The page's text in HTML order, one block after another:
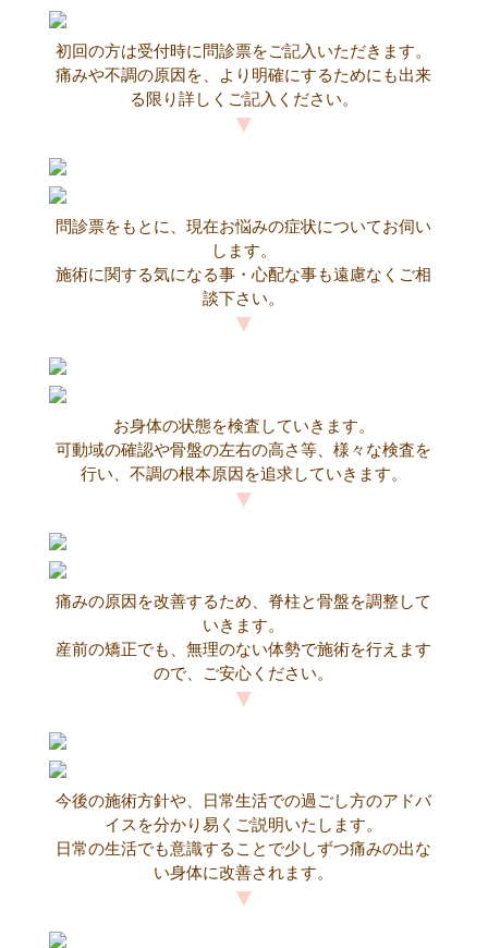
初回の方は受付時に問診票をご記入いただきます。
痛みや不調の原因を、より明確にするためにも出来
る限り詳しくご記入ください。
問診票をもとに、現在お悩みの症状についてお伺い
します。
施術に関する気になる事・心配な事も遠慮なくご相
談下さい。
お身体の状態を検査していきます。
可動域の確認や骨盤の左右の高さ等、様々な検査を
行い、不調の根本原因を追求していきます。
痛みの原因を改善するため、脊柱と骨盤を調整して
いきます。
産前の矯正でも、無理のない体勢で施術を行えます
ので、ご安心ください。
今後の施術方針や、日常生活での過ごし方のアドバ
イスを分かり易くご説明いたします。
日常の生活でも意識することで少しずつ痛みの出な
い身体に改善されます。